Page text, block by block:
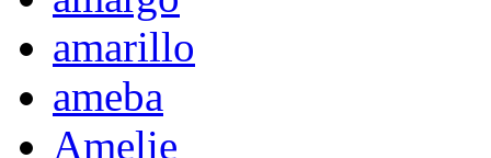
amarillo
ameba
Amelie